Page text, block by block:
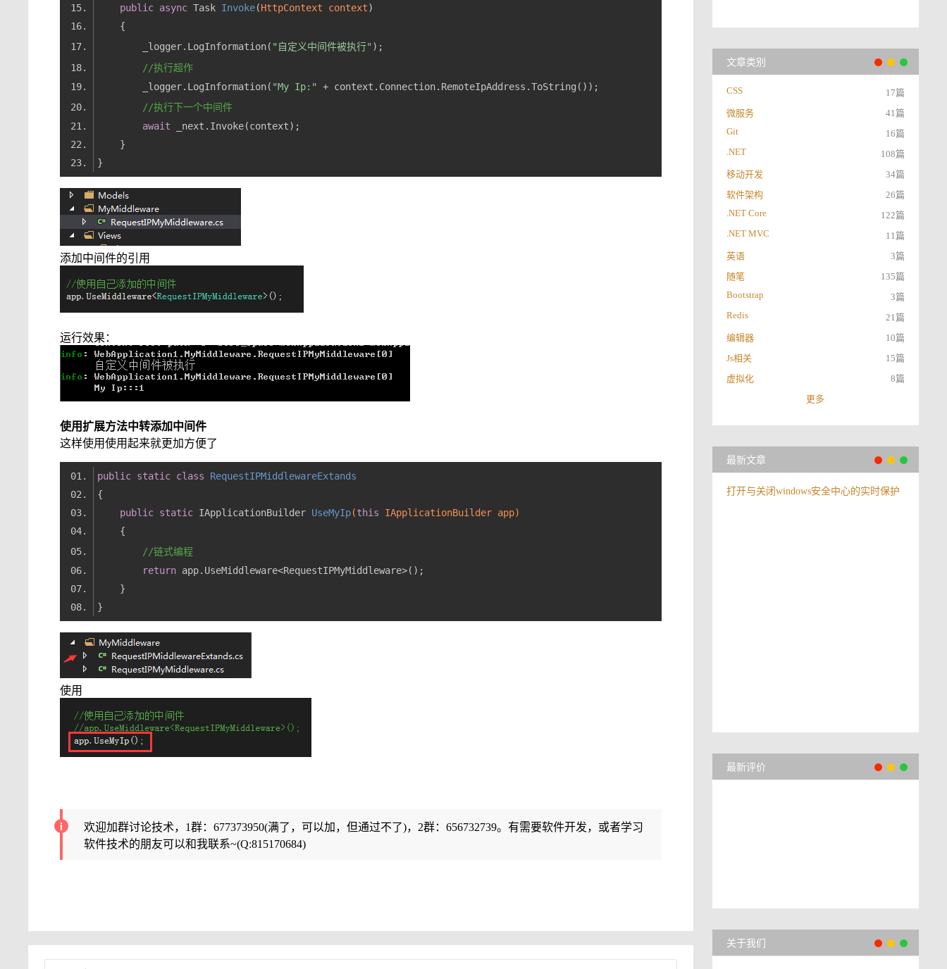
public async Task Invoke(HttpContext context)
_logger.LogInformation( "自定义中间件被执行"
//执行超作
_logger.LogInformation( "My Ip:"
//执行下一个中间件
await
添加中间件的引用
运行效果：
使用扩展方法中转添加中间件
这样使用使用起来就更加方便了
public static class
RequestIPMiddlewareExtands
public static IApplicationBuilder UseMyIp(this IApplicationBuilder app)
//链式编程
return
使用
欢迎加群讨论技术，1群：677373950(满了，可以加，但通过不了)，2群：656732739。有需要软件开发，或者学习
软件技术的朋友可以和我联系~(Q:815170684)
文章类别
CSS
17篇
微服务
41篇
Git
16篇
.NET
108篇
移动开发
34篇
软件架构
26篇
.NET Core
122篇
.NET MVC
11篇
英语
3篇
随笔
135篇
Bootstrap
3篇
Redis
21篇
编辑器
10篇
Js相关
15篇
虚拟化
8篇
更多
最新文章
打开与关闭windows安全中心的实时保护
最新评价
关于我们